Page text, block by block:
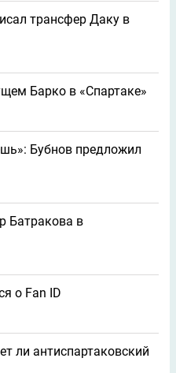
трансфер Даку в
Барко в «Спартаке»
Бубнов предложил
Батракова в
о Fan ID
ли антиспартаковский